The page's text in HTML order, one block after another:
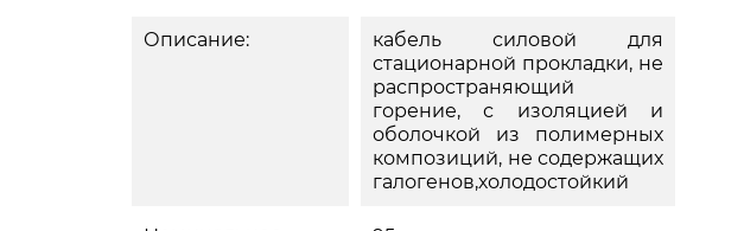
Описание:
кабель силовой для
стационарной прокладки, не
распространяющий
горение, с изоляцией и
оболочкой из полимерных
композиций, не содержащих
галогенов,холодостойкий